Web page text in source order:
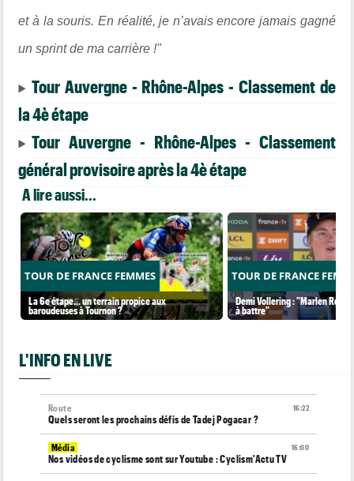
et à la souris. En réalité, je n’avais encore jamais gagné
un sprint de ma carrière !"
Tour Auvergne - Rhône-Alpes - Classement de
la 4è étape
Tour Auvergne - Rhône-Alpes - Classement
général provisoire après la 4è étape
A lire aussi...
TOUR DE FRANCE FEMMES
La 6e étape… un terrain propice aux
baroudeuses à Tournon ?
TOUR DE FRANCE
Demi Vollering : "Marlen
à battre"
L'INFO EN LIVE
16:22
Route
Quels seront les prochains défis de Tadej Pogacar ?
16:00
Média
Nos vidéos de cyclisme sont sur Youtube : Cyclism'Actu TV